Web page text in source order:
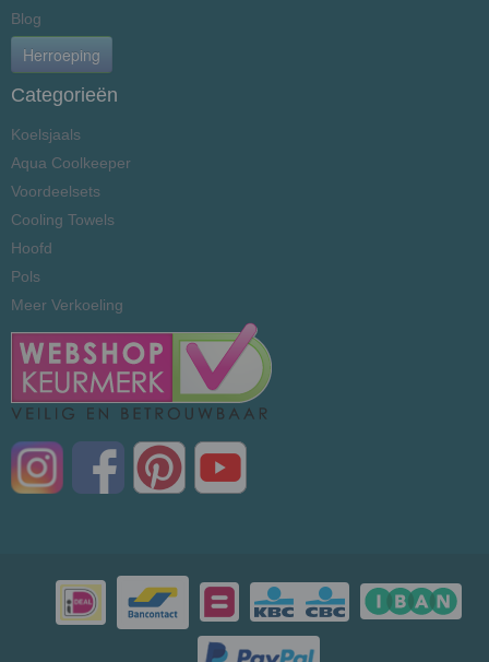
Blog
Herroeping
Categorieën
Koelsjaals
Aqua Coolkeeper
Voordeelsets
Cooling Towels
Hoofd
Pols
Meer Verkoeling